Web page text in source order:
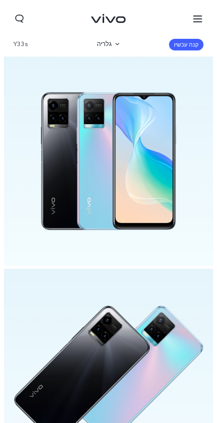
Y33s גלריה קנה עכשיו